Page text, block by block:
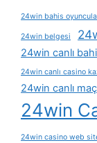
24win bahis
24win belgesi
24win canlı
24win canlı casino
24win canlı
24win
24win casino web